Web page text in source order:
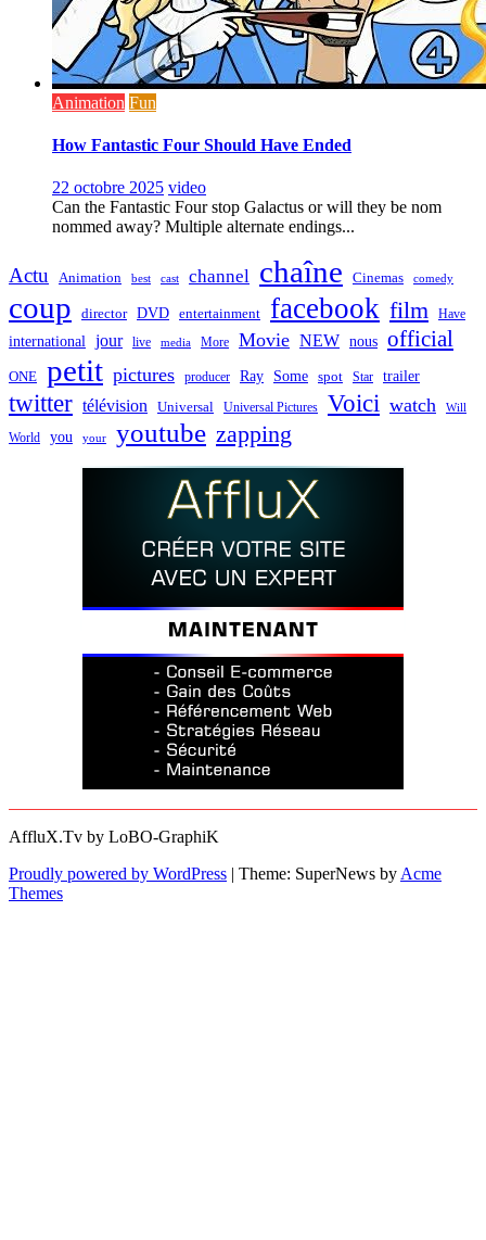
Animation Fun
How Fantastic Four Should Have Ended
22 octobre 2025 video
Can the Fantastic Four stop Galactus or will they be nom
nommed away? Multiple alternate endings...
Actu Animation best cast channel chaîne Cinemas comedy
coup director DVD entertainment facebook film Have
international jour live media More Movie NEW nous official
ONE petit pictures producer Ray Some spot Star trailer
twitter télévision Universal Universal Pictures Voici watch Will
World you your youtube zapping
AffluX.Tv by LoBO-GraphiK
Proudly powered by WordPress | Theme: SuperNews by Acme
Themes